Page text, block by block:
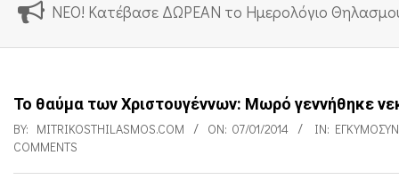
ΝΕΟ! Κατέβασε ΔΩΡΕΑΝ το Ημερολόγιο
Το θαύμα των Χριστουγέννων: Μωρό γεννήθηκε
BY: MITRIKOSTHILASMOS.COM ON: 07/01/2014 IN:
COMMENTS